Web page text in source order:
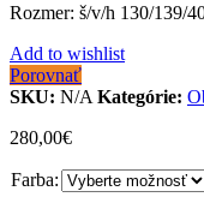
Rozmer: š/v/h 130/139/
Add to wishlist
Porovnať
SKU: N/A Kategórie:
280,00€
Farba: